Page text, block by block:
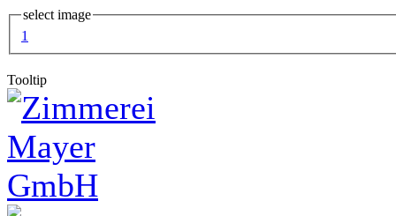
select image
1
Tooltip